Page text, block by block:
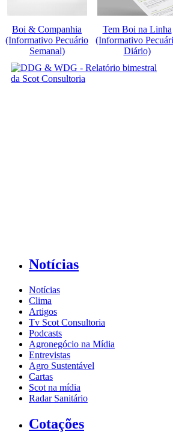
Boi & Companhia
(Informativo Pecuário
Semanal)
Tem Boi na Linha
(Informativo
Diário)
Notícias
Notícias
Clima
Artigos
Tv Scot Consultoria
Podcasts
Agronegócio na Mídia
Entrevistas
Agro Sustentável
Cartas
Scot na mídia
Radar Sanitário
Cotações